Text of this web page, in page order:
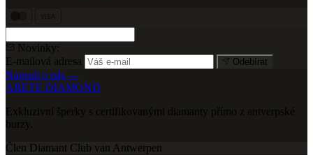
Novinky:
E-mailová adresa
Odebírat
Napsali o nás →
ARETE DIAMOND
Exkluzivní šperky s certifikovanými diamanty přímo z antverpské
burzy.
Člen Diamant Club van Antwerpen